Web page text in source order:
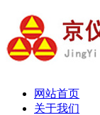
网站首页
关于我们